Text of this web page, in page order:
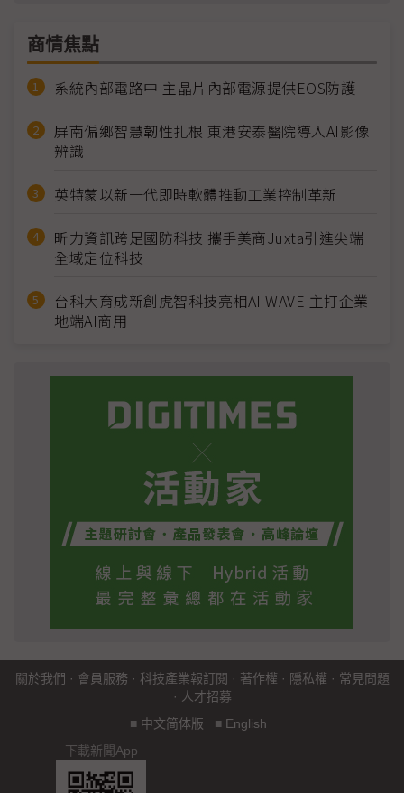
商情焦點
系統內部電路中 主晶片內部電源提供EOS防護
屏南偏鄉智慧韌性扎根 東港安泰醫院導入AI影像
辨識
英特蒙以新一代即時軟體推動工業控制革新
昕力資訊跨足國防科技 攜手美商Juxta引進尖端
全域定位科技
台科大育成新創虎智科技亮相AI WAVE 主打企業
地端AI商用
關於我們 · 會員服務 · 科技產業報訂閱 · 著作權 · 隱私權 · 常見問題
· 人才招募
■ 中文简体版 ■ English
下載新聞App